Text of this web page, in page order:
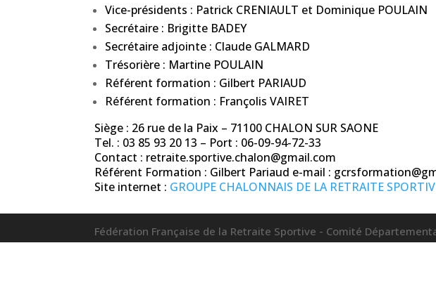
Vice-présidents : Patrick CRENIAULT et Dominique POULAIN
Secrétaire : Brigitte BADEY
Secrétaire adjointe : Claude GALMARD
Trésorière : Martine POULAIN
Référent formation : Gilbert PARIAUD
Référent formation : Françolis VAIRET
Siège : 26 rue de la Paix – 71100 CHALON SUR SAONE
Tel. : 03 85 93 20 13 – Port : 06-09-94-72-33
Contact : retraite.sportive.chalon@gmail.com
Référent Formation : Gilbert Pariaud e-mail :
Site internet : GROUPE CHALONNAIS DE LA RETRAITE
Fédération Française de la Retraite Sportive - Comité